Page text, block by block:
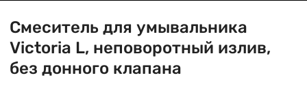
Смеситель для умывальника
Victoria L, неповоротный излив,
без донного клапана